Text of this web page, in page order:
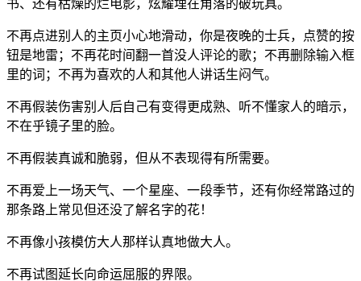
书、还有枯燥的烂电影，炫耀埋在角落的破玩具。
不再点进别人的主页小心地滑动，你是夜晚的士兵，点赞的按
钮是地雷；不再花时间翻一首没人评论的歌；不再删除输入框
里的词；不再为喜欢的人和其他人讲话生闷气。
不再假装伤害别人后自己有变得更成熟、听不懂家人的暗示，
不在乎镜子里的脸。
不再假装真诚和脆弱，但从不表现得有所需要。
不再爱上一场天气、一个星座、一段季节，还有你经常路过的
那条路上常见但还没了解名字的花！
不再像小孩模仿大人那样认真地做大人。
不再试图延长向命运屈服的界限。